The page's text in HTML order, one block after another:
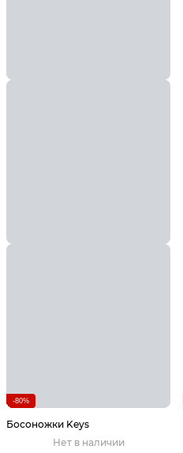
-80%
Босоножки Keys
Нет в наличии